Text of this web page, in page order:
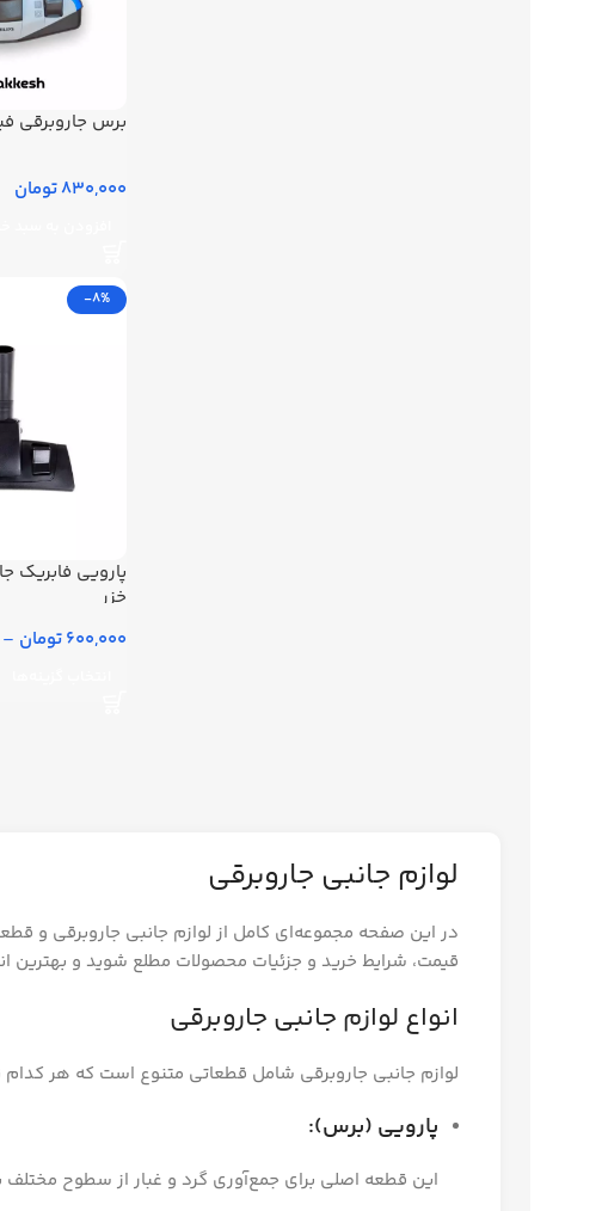
برس جاروبرقی
830,000 تومان
-8%
پارویی فابریک
خزر
600,000 تومان
–
لوازم جانبی جاروبرقی
در این صفحه مجموعه‌ای کامل از لوازم جانبی جاروبرقی و
قیمت، شرایط خرید و جزئیات محصولات مطلع شوید و بهترین
انواع لوازم جانبی جاروبرقی
لوازم جانبی جاروبرقی شامل قطعاتی متنوع است که هر
پارویی (برس):
این قطعه اصلی برای جمع‌آوری گرد و غبار از سطوح